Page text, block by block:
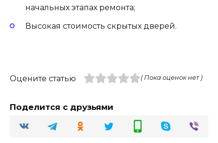
начальных этапах ремонта;
Высокая стоимость скрытых дверей.
Оцените статью ( Пока оценок нет )
Поделится с друзьями